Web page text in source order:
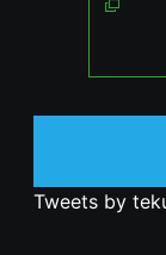
Tweets by